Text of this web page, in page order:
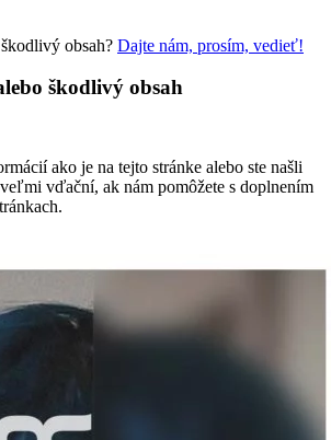
obsah? Dajte nám, prosím, vedieť!
škodlivý obsah
ako je na tejto stránke alebo ste našli
vďační, ak nám pomôžete s doplnením